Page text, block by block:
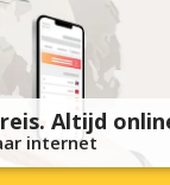
Altijd
internet